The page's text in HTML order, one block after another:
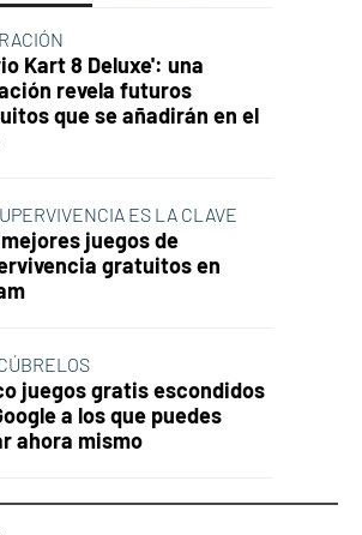
Kart 8 Deluxe': una
revela futuros
que se añadirán en el
ES LA CLAVE
juegos de
gratuitos en
juegos gratis escondidos
a los que puedes
ahora mismo